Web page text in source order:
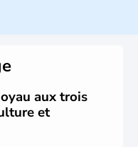
millions d'habitants.
nombreux artistes :
Freud, Romy
Anton Bruckner,
Autrichiens les plus
aux trois
et